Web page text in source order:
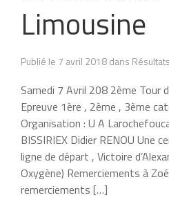
Limousine
Publié le 7 avril 2018 dans Résultats
Samedi 7 Avril 208 2ème Tour
Epreuve 1ère , 2ème , 3ème
Organisation : U A
BISSIRIEX Didier RENOU Une
ligne de départ , Victoire
Oxygène) Remerciements à
remerciements […]